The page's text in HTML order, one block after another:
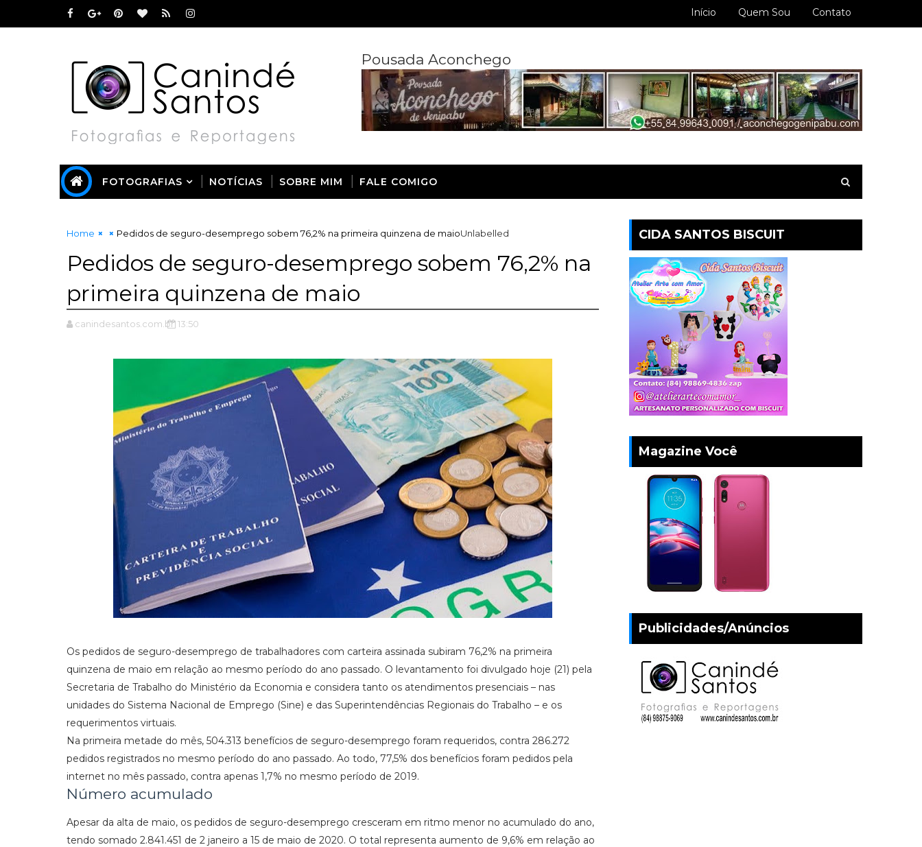
Início Quem Sou Contato
Pousada Aconchego
FOTOGRAFIAS NOTÍCIAS SOBRE MIM FALE COMIGO
Home Unlabelled
Pedidos de seguro-desemprego sobem 76,2% na primeira quinzena de maio
Pedidos de seguro-desemprego sobem 76,2% na
primeira quinzena de maio
canindesantos.com.br 13:50
Os pedidos de seguro-desemprego de trabalhadores com carteira assinada subiram 76,2% na primeira
quinzena de maio em relação ao mesmo período do ano passado. O levantamento foi divulgado hoje (21) pela
Secretaria de Trabalho do Ministério da Economia e considera tanto os atendimentos presenciais – nas
unidades do Sistema Nacional de Emprego (Sine) e das Superintendências Regionais do Trabalho – e os
requerimentos virtuais.
Na primeira metade do mês, 504.313 benefícios de seguro-desemprego foram requeridos, contra 286.272
pedidos registrados no mesmo período do ano passado. Ao todo, 77,5% dos benefícios foram pedidos pela
internet no mês passado, contra apenas 1,7% no mesmo período de 2019.
Número acumulado
Apesar da alta de maio, os pedidos de seguro-desemprego cresceram em ritmo menor no acumulado do ano,
tendo somado 2.841.451 de 2 janeiro a 15 de maio de 2020. O total representa aumento de 9,6% em relação ao
CIDA SANTOS BISCUIT
Magazine Você
Publicidades/Anúncios